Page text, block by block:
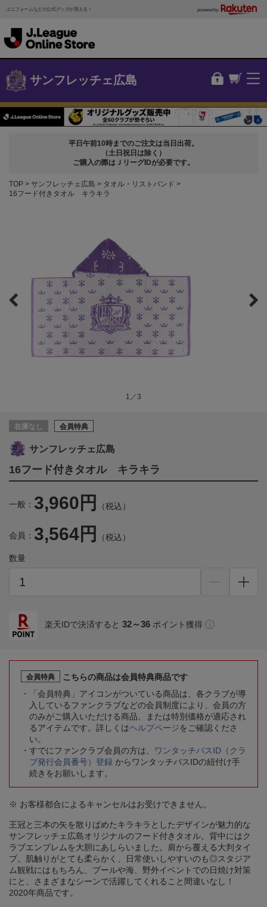
ユニフォームなどの公式グッズが買える！ powered by
サンフレッチェ広島
平日午前10時までのご注文は当日出荷。
（土日祝日は除く）
ご購入の際はＪリーグIDが必要です。
TOP サンフレッチェ広島
タオル・リストバンド
16フード付きタオル キラキラ
1／3
在庫なし 会員特典
サンフレッチェ広島
16フード付きタオル キラキラ
一般： 3,960円 （税込）
会員： 3,564円 （税込）
数量
楽天IDで決済すると 32～36 ポイント獲得
会員特典
こちらの商品は会員特典商品です
「会員特典」アイコンがついている商品は、各クラブが導
入しているファンクラブなどの会員制度により、会員の方
のみがご購入いただける商品、または特別価格が適応され
るアイテムです。詳しくはヘルプページをご確認くださ
い。
すでにファンクラブ会員の方は、
ワンタッチパスID（クラ
ブ発行会員番号）登録 からワンタッチパスIDの紐付け手
続きをお願いします。
※ お客様都合によるキャンセルはお受けできません。
王冠と三本の矢を散りばめたキラキラとしたデザインが魅力的な
サンフレッチェ広島オリジナルのフード付きタオル。背中にはク
ラブエンブレムを大胆にあしらいました。肩から覆える大判タイ
プ。肌触りがとても柔らかく、日常使いしやすいのも◎スタジア
ム観戦にはもちろん、プールや海、野外イベントでの日焼け対策
にと、さまざまなシーンで活躍してくれること間違いなし！
2020年商品です。